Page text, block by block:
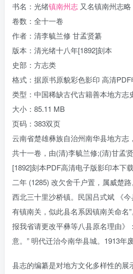
书名：光绪镇南州志 又名镇南州志略
卷数：全十一卷
作者：清李毓兰修 甘孟贤纂
版本：清光绪十八年[1892]刻本
史部：方志类
格式：据原书原貌彩色影印 高清
类型：中国稀缺古代古籍善本地方志
大小：85.11 MB
页码：383双页
云南省楚雄彝族自治州南华县地方志
共十一卷，由(清)李毓兰修;(清)甘孟
[1892]刻本PDF高清电子版影印本下
二年 (1285) 改欠舍千户置，属威楚
西北三十里沙桥镇。民国吕式斌 《
有镇南关，似此县名系因镇南关命名
报我省请更改平彝等八县原名理由》
意。” 明代迁治今南华县城。1913年废
县志的编纂是对地方文化多样性的展